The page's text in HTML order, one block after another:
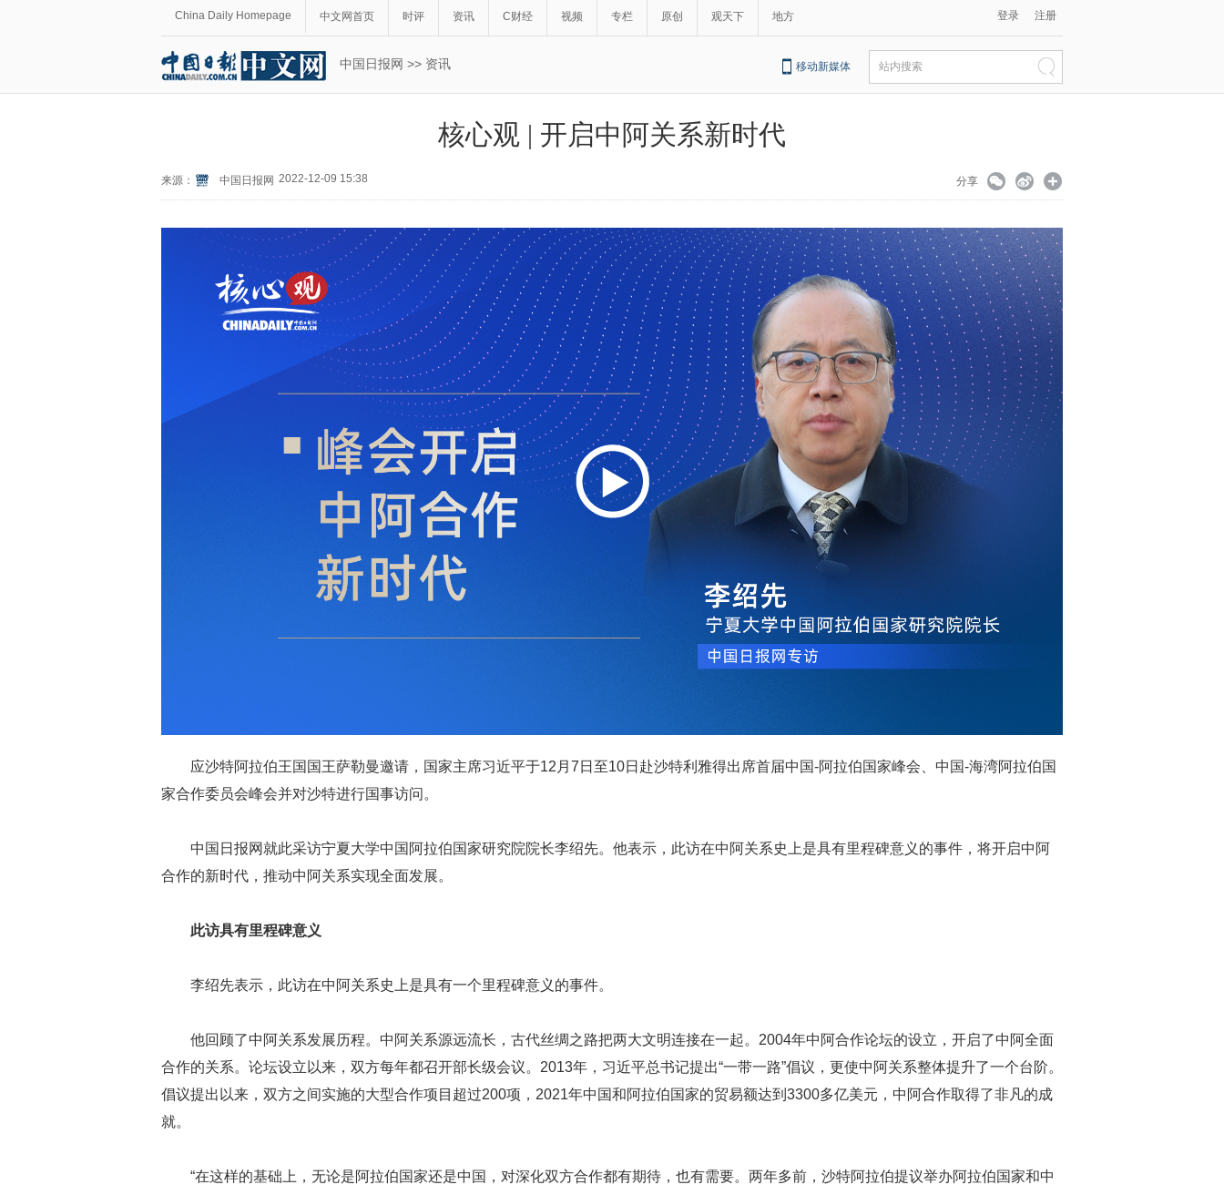
China Daily Homepage 中文网首页 时评 资讯 C财经 视频 专栏 原创 观天下 地方 登录 注册
中国日报网 >> 资讯 移动新媒体 站内搜索
核心观 | 开启中阿关系新时代
来源： 中国日报网 2022-12-09 15:38 分享
应沙特阿拉伯王国国王萨勒曼邀请，国家主席习近平于12月7日至10日赴沙特利雅得出席首届中国-阿拉伯国家峰会、中国-海湾阿拉伯国
家合作委员会峰会并对沙特进行国事访问。
中国日报网就此采访宁夏大学中国阿拉伯国家研究院院长李绍先。他表示，此访在中阿关系史上是具有里程碑意义的事件，将开启中阿
合作的新时代，推动中阿关系实现全面发展。
此访具有里程碑意义
李绍先表示，此访在中阿关系史上是具有一个里程碑意义的事件。
他回顾了中阿关系发展历程。中阿关系源远流长，古代丝绸之路把两大文明连接在一起。2004年中阿合作论坛的设立，开启了中阿全面
合作的关系。论坛设立以来，双方每年都召开部长级会议。2013年，习近平总书记提出“一带一路”倡议，更使中阿关系整体提升了一个台阶。
倡议提出以来，双方之间实施的大型合作项目超过200项，2021年中国和阿拉伯国家的贸易额达到3300多亿美元，中阿合作取得了非凡的成
就。
“在这样的基础上，无论是阿拉伯国家还是中国，对深化双方合作都有期待，也有需要。两年多前，沙特阿拉伯提议举办阿拉伯国家和中